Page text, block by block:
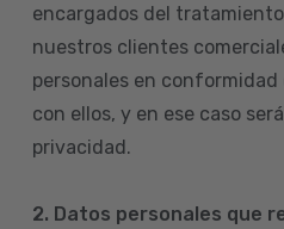
encargados del
nuestros clientes
personales en
con ellos, y en ese caso
privacidad.
2. Datos personales que